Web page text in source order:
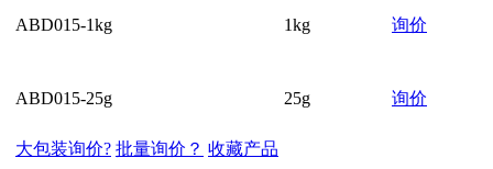
ABD015-1kg 1kg 询价
ABD015-25g 25g 询价
大包装询价? 批量询价？ 收藏产品